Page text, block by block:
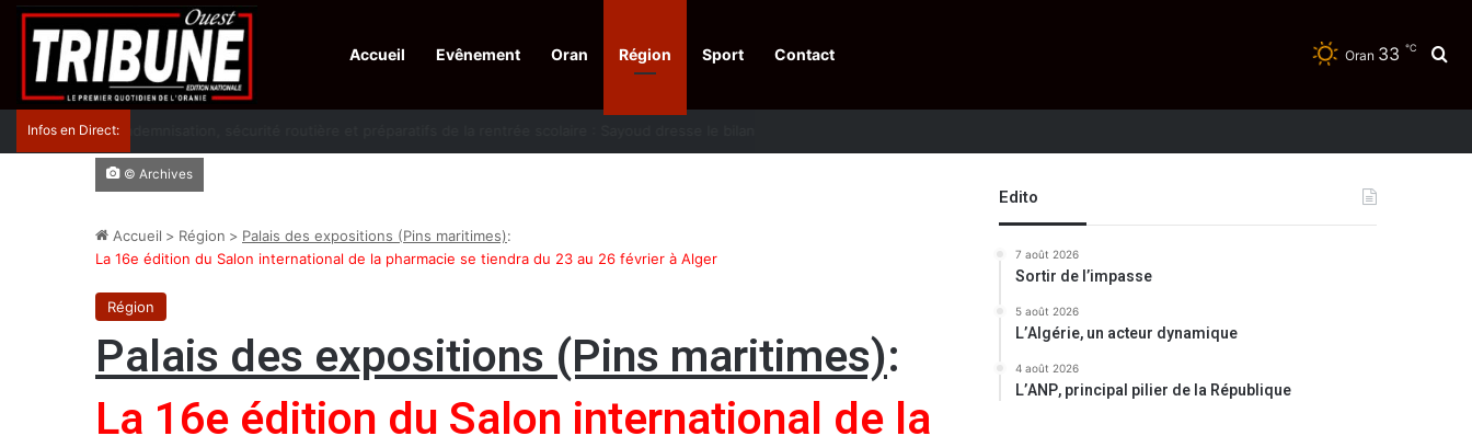
Accueil Evênement Oran Région Sport Contact Oran 33 ℃
Infos en Direct:
© Archives
Accueil > Région > Palais des expositions (Pins maritimes):
La 16e édition du Salon international de la pharmacie se tiendra du 23 au 26 février à Alger
Région
Palais des expositions (Pins maritimes):
La 16e édition du Salon international de la
Edito
7 août 2026
Sortir de l’impasse
5 août 2026
L’Algérie, un acteur dynamique
4 août 2026
L’ANP, principal pilier de la République